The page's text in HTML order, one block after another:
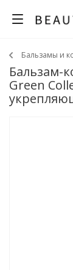
Бальзамы и
Бальзам-
Green